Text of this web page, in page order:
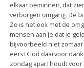
elkaar beminnen, dat
verborgen omgang. De
Zo is het ook met de
mensen aan je dat je
bijvoorbeeld niet
eerst God daarvoor
zondag apart houdt